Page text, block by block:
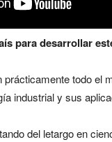
para desarrollar
todo el
industrial y sus
del letargo en